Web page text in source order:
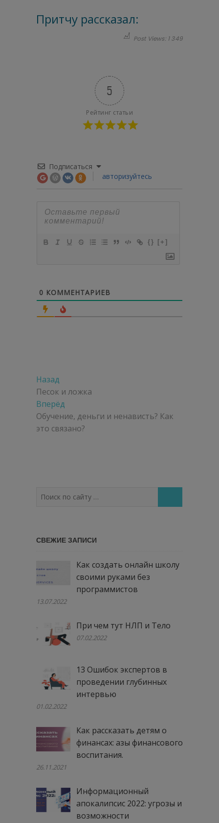
Притчу рассказал:
Post Views: 1 349
5
Рейтинг статьи
Подписаться
авторизуйтесь
{} [+]
0 КОММЕНТАРИЕВ
Навигация
по
записям
Назад
запись:
Песок и ложка
Вперёд
запись:
Обучение, деньги и ненависть? Как
это связано?
по
СВЕЖИЕ ЗАПИСИ
Как создать онлайн школу
своими руками без
программистов
13.07.2022
При чем тут НЛП и Тело
07.02.2022
13 Ошибок экспертов в
проведении глубинных
интервью
01.02.2022
Как рассказать детям о
финансах: азы финансового
воспитания.
26.11.2021
Информационный
апокалипсис 2022: угрозы и
возможности